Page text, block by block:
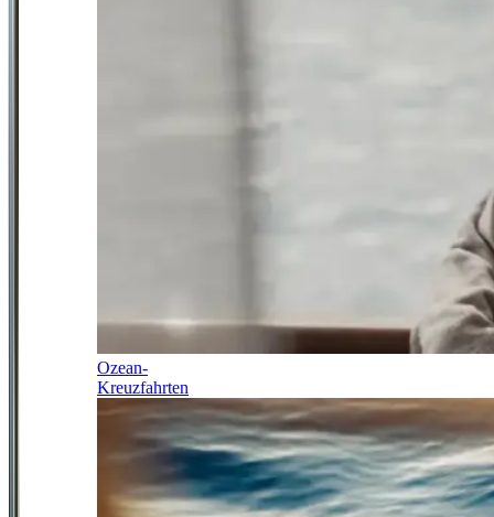
Ozean-
Kreuzfahrten